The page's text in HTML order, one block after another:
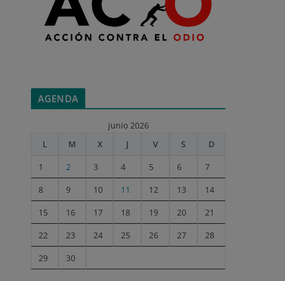
AGENDA
junio 2026
L
M X J V S D
1 2 3 4 5 6 7
8 9 10 11 12 13 14
15 16 17 18 19 20 21
22 23 24 25 26 27 28
29 30